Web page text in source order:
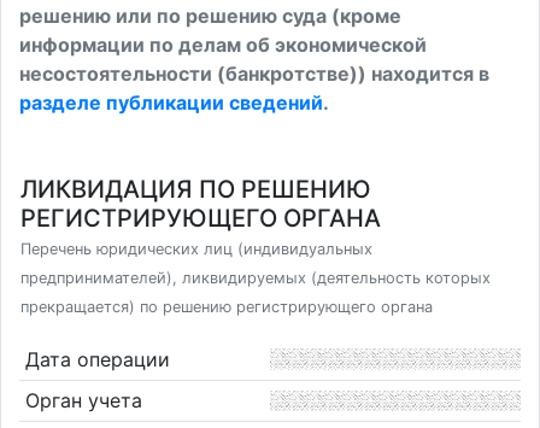
решению или по решению суда (кроме
информации по делам об экономической
несостоятельности (банкротстве)) находится в
разделе публикации сведений.
ЛИКВИДАЦИЯ ПО РЕШЕНИЮ
РЕГИСТРИРУЮЩЕГО ОРГАНА
Перечень юридических лиц (индивидуальных
предпринимателей), ликвидируемых (деятельность которых
прекращается) по решению регистрирующего органа
Дата операции
Орган учета